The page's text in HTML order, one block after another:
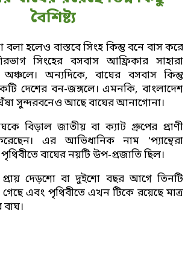
বৈশিষ্ট্য
বলা হলেও বাস্তবে সিংহ কিন্তু বনে বাস করে
সিংহের বসবাস আফ্রিকার সাহারা
অন্যদিকে, বাঘের বসবাস কিন্তু
দেশের বন-জঙ্গলে। এমনকি, বাংলাদেশ
সুন্দরবনেও আছে বাঘের আনাগোনা।
বিড়াল জাতীয় বা ক্যাট গ্রুপের প্রাণী
এর আভিধানিক নাম ‘প্যান্থেরা
বাঘের নয়টি উপ-প্রজাতি ছিল।
দেড়শো বা দুইশো বছর আগে তিনটি
গেছে এবং পৃথিবীতে এখন টিকে রয়েছে মাত্র